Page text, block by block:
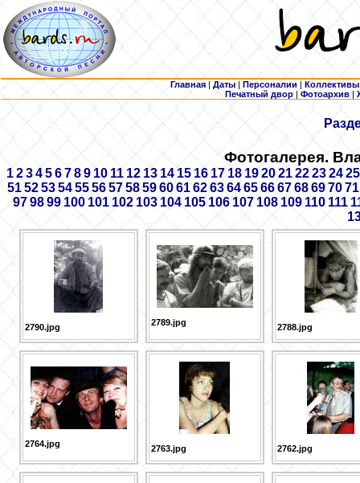
Главная | Даты | Персоналии | Коллективы
Печатный двор |Фотоархив |
Фотогалерея.
1 2 3 45 6 7 8 9 10 11 12 13 1415 16 17 18 19 20 21 22 23 24 25
51 52 53 54 55 56 57 58 59 60 61 62 63 64 65 66 67 68 6970 71
97 98 99 100 101 102 103 104 105 106 107 108 109 110 111
2790.jpg 2789.jpg 2788.jpg
2764.jpg 2763.jpg 2762.jpg